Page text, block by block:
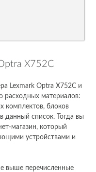
X752C
Lexmark Optra X752C и
расходных материалов:
комплектов, блоков
данный список. Тогда вы
магазин, который
устройствами и
выше перечисленные